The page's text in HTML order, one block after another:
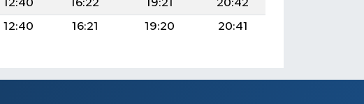
12:40 16:22 19:21
20:42
12:40 16:21 19:20 20:41